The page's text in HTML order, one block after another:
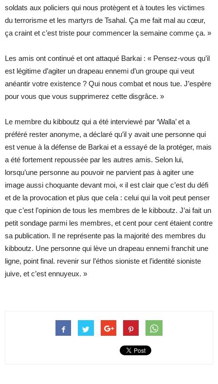
soldats aux policiers qui nous protègent et à toutes les victimes
du terrorisme et les martyrs de Tsahal. Ça me fait mal au cœur,
ça craint et c’est triste pour commencer la semaine comme ça. »
Les amis ont continué et ont attaqué Barkai : « Pensez-vous qu’il
est légitime d’agiter un drapeau ennemi d’un groupe qui veut
anéantir votre existence ? Qui nous combat et nous tue. J’espère
pour vous que vous supprimerez cette disgrâce. »
Le membre du kibboutz qui a été interviewé par ‘Walla’ et a
préféré rester anonyme, a déclaré qu’il y avait une personne qui
est venue à la défense de Barkai et a essayé de la protéger, mais
a été fortement repoussée par les autres amis. Selon lui,
lorsqu’une personne au pouvoir ne parvient pas à agiter une
image aussi choquante devant moi, « il est clair que c’est du défi
et de la provocation et plus que cela : celui qui la voit peut penser
que c’est l’opinion de tous les membres de le kibboutz. J’ai fait un
petit sondage parmi les membres, et cent pour cent étaient contre
sa publication. Il ne représente pas la majorité des membres du
kibboutz. Une personne qui lève un drapeau ennemi franchit une
ligne, point final. revenir sur l’éthos sioniste et l’identité sioniste
juive, et c’est ennuyeux. »